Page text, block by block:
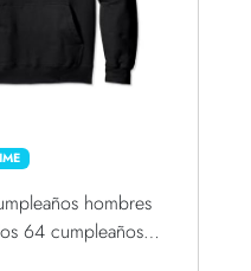
hombres
64 cumpleaños